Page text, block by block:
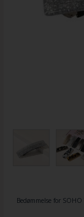
Bedømmelse for SOHO